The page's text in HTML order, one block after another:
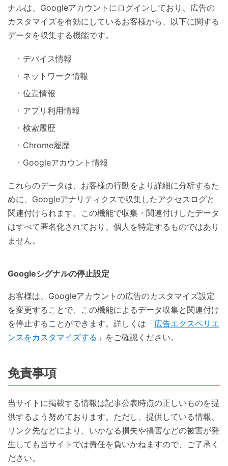
ナルは、Googleアカウントにログインしており、広告の
カスタマイズを有効にしているお客様から、以下に関する
データを収集する機能です。
デバイス情報
ネットワーク情報
位置情報
アプリ利用情報
検索履歴
Chrome履歴
Googleアカウント情報
これらのデータは、お客様の行動をより詳細に分析するた
めに、Googleアナリティクスで収集したアクセスログと
関連付けられます。この機能で収集・関連付けしたデータ
はすべて匿名化されており、個人を特定するものではあり
ません。
Googleシグナルの停止設定
お客様は、Googleアカウントの広告のカスタマイズ設定
を変更することで、この機能によるデータ収集と関連付け
を停止することができます。詳しくは「広告エクスペリエ
ンスをカスタマイズする 」をご確認ください。
免責事項
当サイトに掲載する情報は記事公表時点の正しいものを提
供するよう努めております。ただし、提供している情報、
リンク先などにより、いかなる損失や損害などの被害が発
生しても当サイトでは責任を負いかねますので、ご了承く
ださい。